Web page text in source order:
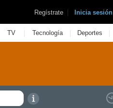
Regístrate | Inicia sesión
TV | Tecnología | Deportes |